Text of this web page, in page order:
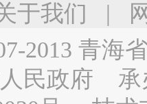
于我们 |
2013 青海
民政府 承